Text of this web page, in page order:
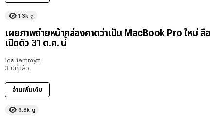
1.3k ดู
เผยภาพถ่ายหน้ากล่องคาดว่าเป็น MacBook Pro ใหม่ ลือ
เปิดตัว 31 ต.ค. นี้
โดย tammytt
3 ปีที่แล้ว
อ่านเพิ่มเติม
6.8k ดู